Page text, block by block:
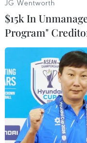
trung tài trợ phát
về tài chính,
nghệ; tạo ra các
linh hoạt hơn và
đặc thù của mỗi
Tiếp sau báo cáo
sẽ công bố báo
cách cụ thể hơn./.
JG Wentworth
$15k In
Program"